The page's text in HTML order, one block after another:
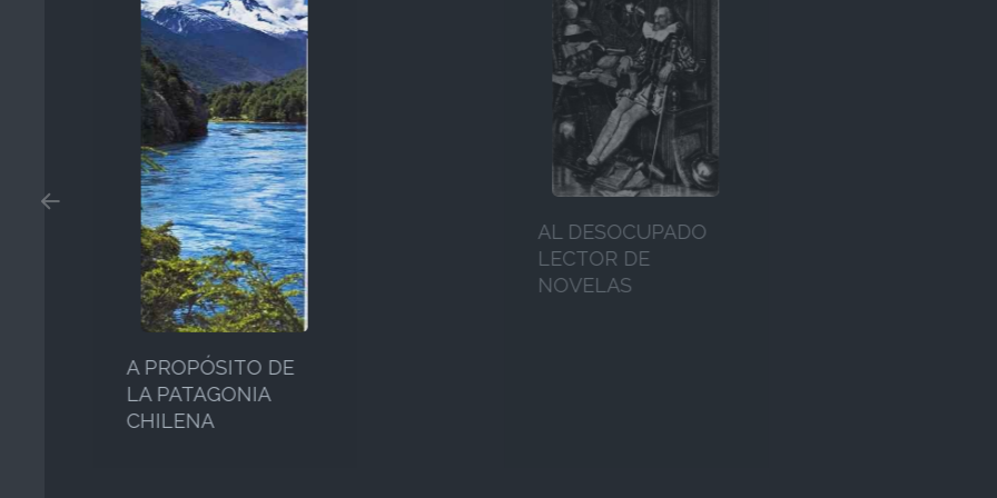
A PROPÓSITO DE
LA PATAGONIA
CHILENA
AL DESOCUPADO
LECTOR DE
NOVELAS